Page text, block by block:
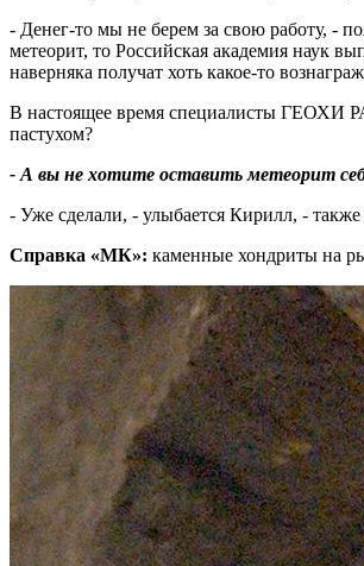
- Денег-то мы не берем за свою работу, -
метеорит, то Российская академия наук
наверняка получат хоть какое-то
В настоящее время специалисты ГЕОХИ
пастухом?
- А вы не хотите оставить метеорит
- Уже сделали, - улыбается Кирилл, -
Справка «МК»: каменные хондриты на